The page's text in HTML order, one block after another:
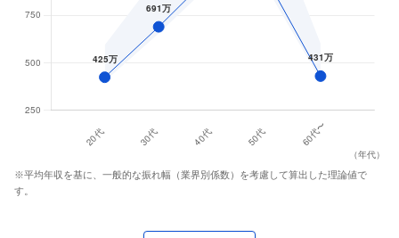
（年代）
※平均年収を基に、一般的な振れ幅（業界別係数）を考慮して算出した理論値で
す。